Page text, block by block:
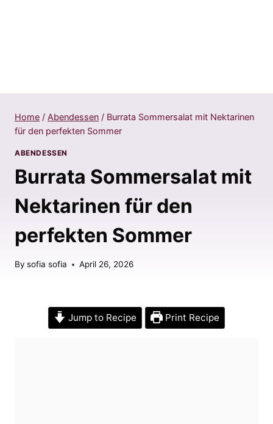
Home / Abendessen / Burrata Sommersalat mit Nektarinen
für den perfekten Sommer
ABENDESSEN
Burrata Sommersalat mit
Nektarinen für den
perfekten Sommer
By sofia sofia April 26, 2026
Jump to Recipe Print Recipe